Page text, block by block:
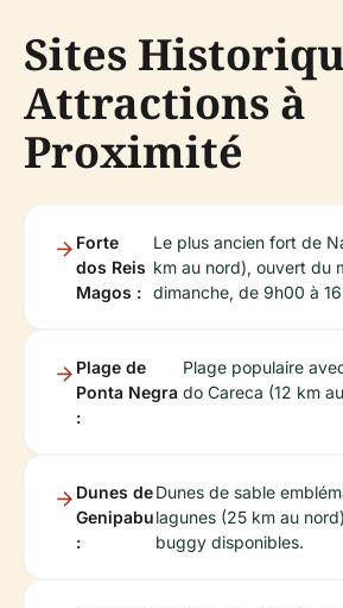
Sites
Attractions à
Proximité
Forte
dos Reis
Magos :
Le plus ancien fort de
km au nord), ouvert du
dimanche, de 9h00 à
Plage de
Ponta Negra
:
Plage populaire
do Careca (12 km
Dunes de
Genipabu
:
Dunes de sable
lagunes (25 km au
buggy disponibles.